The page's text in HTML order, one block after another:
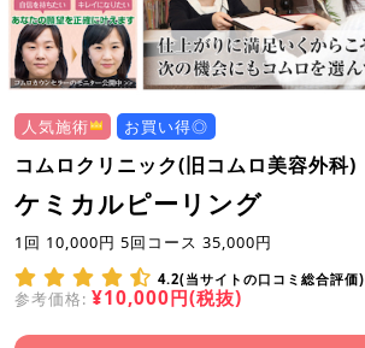
人気施術 お買い得◎
コムロクリニック(旧コムロ美容外科)
ケミカルピーリング
1回 10,000円 5回コース 35,000円
4.2(当サイトの口コミ総合評価)
参考価格: ¥10,000円(税抜)